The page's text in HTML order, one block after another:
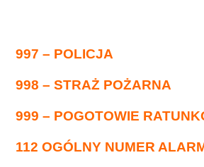
997 – POLICJA
998 – STRAŻ POŻARNA
999 – POGOTOWIE
112 OGÓLNY NUMER